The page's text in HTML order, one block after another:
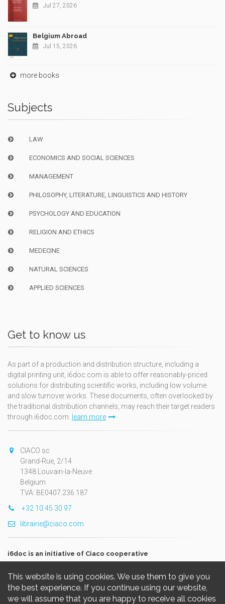
This website is using cookies. We use them to give you
the best experience. If you continue using our website,
we will assume that you are happy to receive all cookies
Jul 27, 2026
Belgium Abroad
Jul 15, 2026
more books
Subjects
LAW
ECONOMICS AND SOCIAL SCIENCES
MANAGEMENT
PHILOSOPHY, LITERATURE, LINGUISTICS AND HISTORY
PSYCHOLOGY AND EDUCATION
RELIGION AND ETHICS
MEDECINE
NATURAL SCIENCES
APPLIED SCIENCES
Get to know us
As part of a production and distribution structure, including a
digital printing unit, i6doc.com is able to offer reasonably-priced
solutions for distributing scientific works, including low volume
and slow turnover works. These documents, often overlooked by
the traditional distribution channels, may reach their target readers
through i6doc.com. learn more
CIACO sc
Grand-Rue, 2/14
1348 Louvain-la-Neuve
Belgium
TVA: BE0407.236.187
+32 10 45 30 97
librairie@ciaco.com
i6doc is an initiative of Ciaco cooperative